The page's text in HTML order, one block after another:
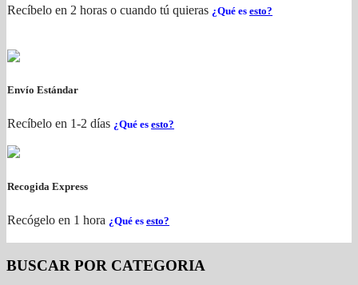
Recíbelo en 2 horas o cuando tú quieras ¿Qué es esto?
Envío Estándar
Recíbelo en 1-2 días ¿Qué es esto?
Recogida Express
Recógelo en 1 hora ¿Qué es esto?
BUSCAR POR CATEGORIA